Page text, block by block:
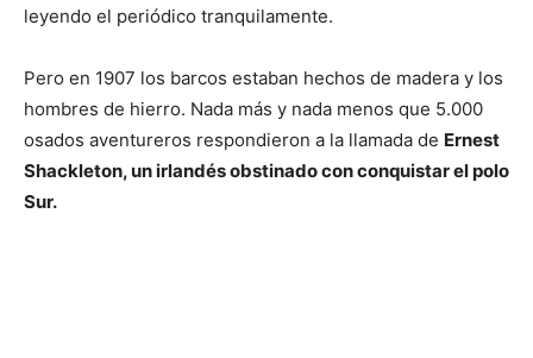
leyendo el periódico tranquilamente.
Pero en 1907 los barcos estaban hechos de madera y los
hombres de hierro. Nada más y nada menos que 5.000
osados aventureros respondieron a la llamada de Ernest
Shackleton, un irlandés obstinado con conquistar el polo
Sur.